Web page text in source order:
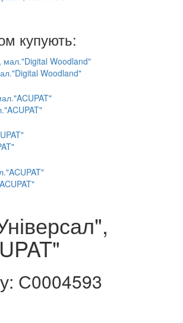
купують:
Woodland"
С0004593